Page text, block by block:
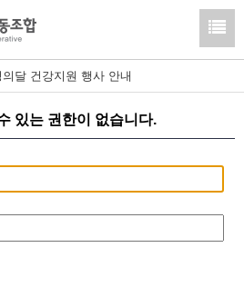
달 건강지원 행사 안내
있는 권한이 없습니다.